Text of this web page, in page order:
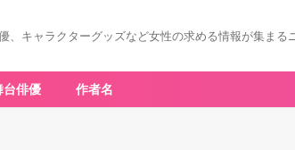
、キャラクターグッズなど女性の求める情報が集まる
台俳優 作者名